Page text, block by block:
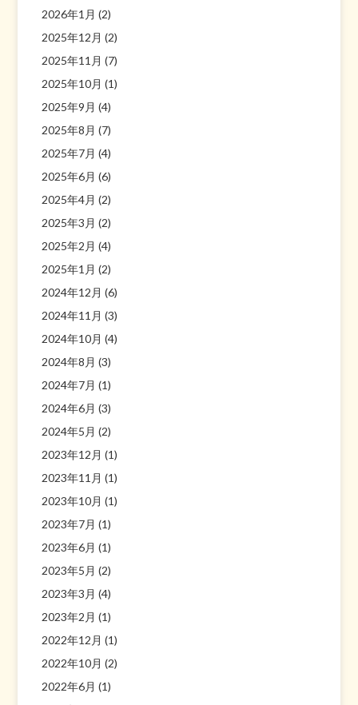
2026年1月 (2)
2025年12月 (2)
2025年11月 (7)
2025年10月 (1)
2025年9月 (4)
2025年8月 (7)
2025年7月 (4)
2025年6月 (6)
2025年4月 (2)
2025年3月 (2)
2025年2月 (4)
2025年1月 (2)
2024年12月 (6)
2024年11月 (3)
2024年10月 (4)
2024年8月 (3)
2024年7月 (1)
2024年6月 (3)
2024年5月 (2)
2023年12月 (1)
2023年11月 (1)
2023年10月 (1)
2023年7月 (1)
2023年6月 (1)
2023年5月 (2)
2023年3月 (4)
2023年2月 (1)
2022年12月 (1)
2022年10月 (2)
2022年6月 (1)